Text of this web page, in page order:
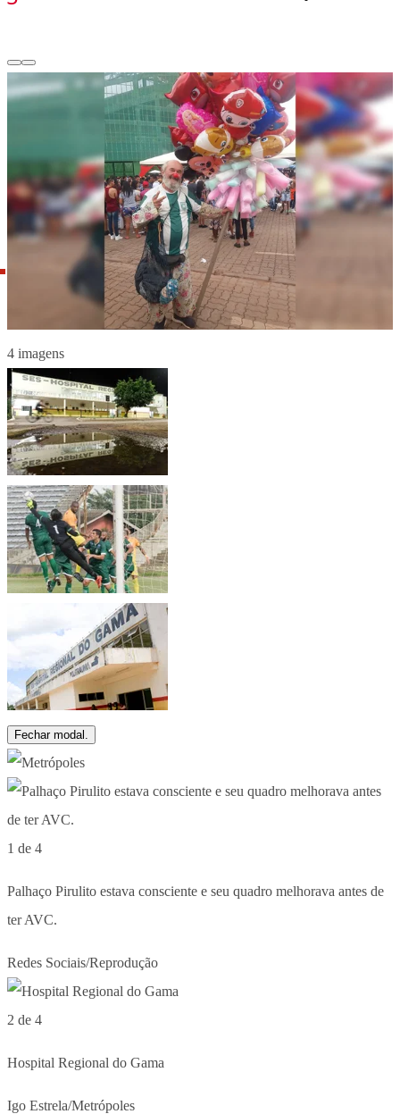
4 imagens
Fechar modal.
1 de 4
Palhaço Pirulito estava consciente e seu quadro melhorava antes de
ter AVC.
Redes Sociais/Reprodução
2 de 4
Hospital Regional do Gama
Igo Estrela/Metrópoles